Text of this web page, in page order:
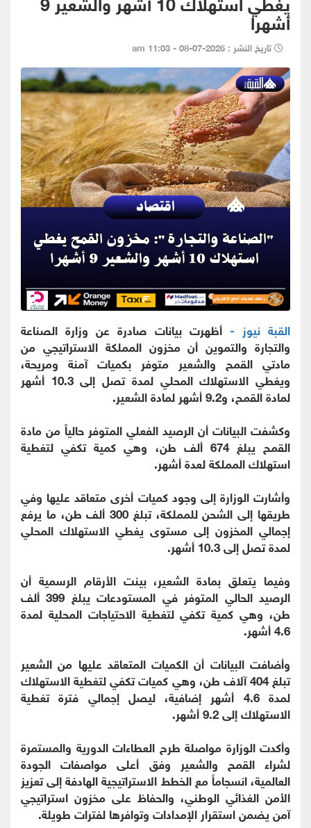
أشهرا
تاريخ النشر : 2026-07-08 - 11:03 am
القبة نيوز -أظهرت بيانات صادرة عن وزارة الصناعة
والتجارة والتموين أن مخزون المملكة الاستراتيجي من
مادتي القمح والشعير متوفر بكميات آمنة ومريحة،
ويغطي الاستهلاك المحلي لمدة تصل إلى 10.3 أشهر
لمادة القمح، و9.2 أشهر لمادة الشعير.
وكشفت البيانات أن الرصيد الفعلي المتوفر حالياً من مادة
القمح يبلغ 674 ألف طن، وهي كمية تكفي لتغطية
استهلاك المملكة لعدة أشهر.
وأشارت الوزارة إلى وجود كميات أخرى متعاقد عليها وفي
طريقها إلى الشحن للمملكة، تبلغ 300 ألف طن، ما يرفع
إجمالي المخزون إلى مستوى يغطي الاستهلاك المحلي
لمدة تصل إلى 10.3 أشهر.
وفيما يتعلق بمادة الشعير، بينت الأرقام الرسمية أن
الرصيد الحالي المتوفر في المستودعات يبلغ 399 ألف
طن، وهي كمية تكفي لتغطية الاحتياجات المحلية لمدة
4.6 أشهر.
وأضافت البيانات أن الكميات المتعاقد عليها من الشعير
تبلغ 404 آلاف طن، وهي كميات تكفي لتغطية الاستهلاك
لمدة 4.6 أشهر إضافية، ليصل إجمالي فترة تغطية
الاستهلاك إلى 9.2 أشهر.
وأكدت الوزارة مواصلة طرح العطاءات الدورية والمستمرة
لشراء القمح والشعير وفق أعلى مواصفات الجودة
العالمية، انسجاماً مع الخطط الاستراتيجية الهادفة إلى تعزيز
الأمن الغذائي الوطني، والحفاظ على مخزون استراتيجي
آمن يضمن استقرار الإمدادات وتوافرها لفترات طويلة.